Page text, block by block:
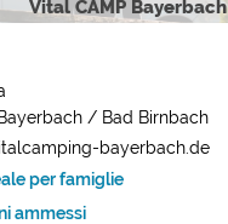
Vital CAMP Bayerbach
/ Bad Birnbach
bayerbach.de
per famiglie
ammessi